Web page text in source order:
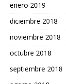
enero 2019
diciembre 2018
noviembre 2018
octubre 2018
septiembre 2018